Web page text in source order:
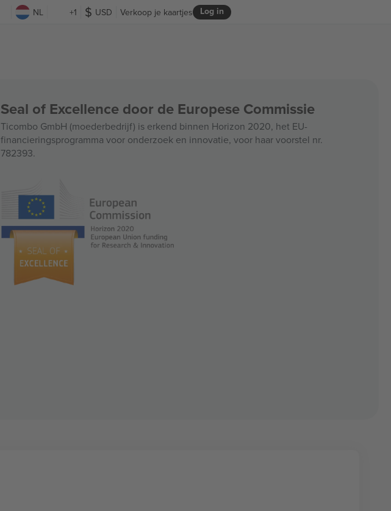
NL +1 USD Log in
Verkoop je kaartjes
Seal of Excellence door de Europese Commissie
Ticombo GmbH (moederbedrijf) is erkend binnen Horizon 2020, het EU-
financieringsprogramma voor onderzoek en innovatie, voor haar voorstel nr.
782393.